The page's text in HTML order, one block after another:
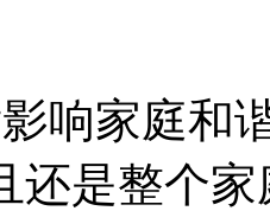
家庭和谐
还是整个